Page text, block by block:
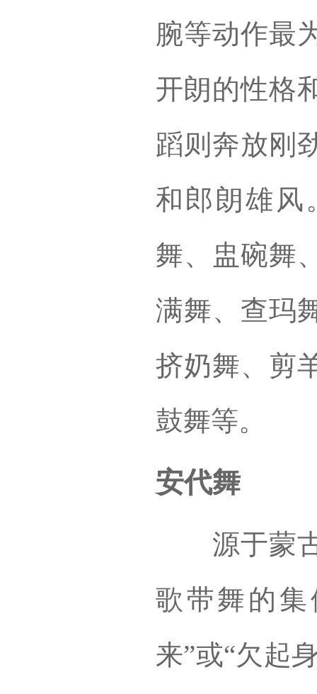
腕等动作最
开朗的性格
蹈则奔放刚
和郎朗雄风
舞、盅碗舞
满舞、查玛
挤奶舞、剪
鼓舞等。
安代舞
源于蒙古
歌带舞的
来”或“欠起